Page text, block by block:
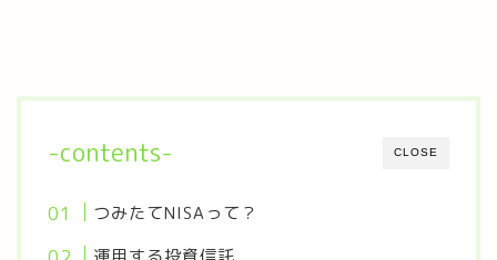
CLOSE
-contents-
つみたてNISAって？